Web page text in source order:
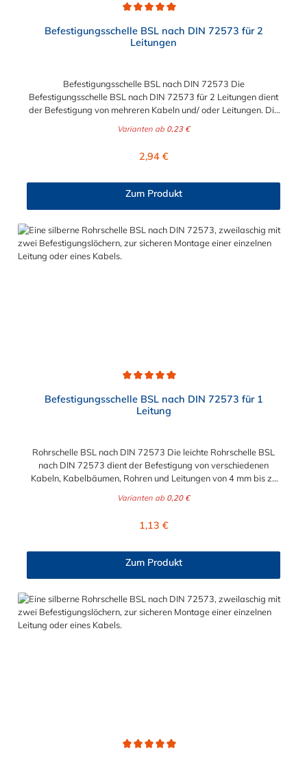
Befestigungsschelle BSL nach DIN 72573 für 2
Leitungen
Befestigungsschelle BSL nach DIN 72573 Die
Befestigungsschelle BSL nach DIN 72573 für 2 Leitungen dient
der Befestigung von mehreren Kabeln und/ oder Leitungen. Die
einem wählbaren Ausendurchmesser von 4 mm bis zu 22 mm
Edelstahl (V4A) oder galvanisch verzinkt gewählt werden.
Varianten ab 0,23 €
Regulärer Preis:
2,94 €
Zum Produkt
Befestigungsschelle BSL nach DIN 72573 für 1
Leitung
Rohrschelle BSL nach DIN 72573 Die leichte Rohrschelle BSL
nach DIN 72573 dient der Befestigung von verschiedenen
Kabeln, Kabelbäumen, Rohren und Leitungen von 4 mm bis zu
Varianten ab 0,20 €
Regulärer Preis:
1,13 €
Zum Produkt